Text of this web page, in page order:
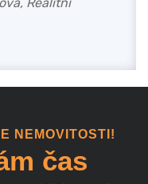
NEMOVITOSTI!
čas